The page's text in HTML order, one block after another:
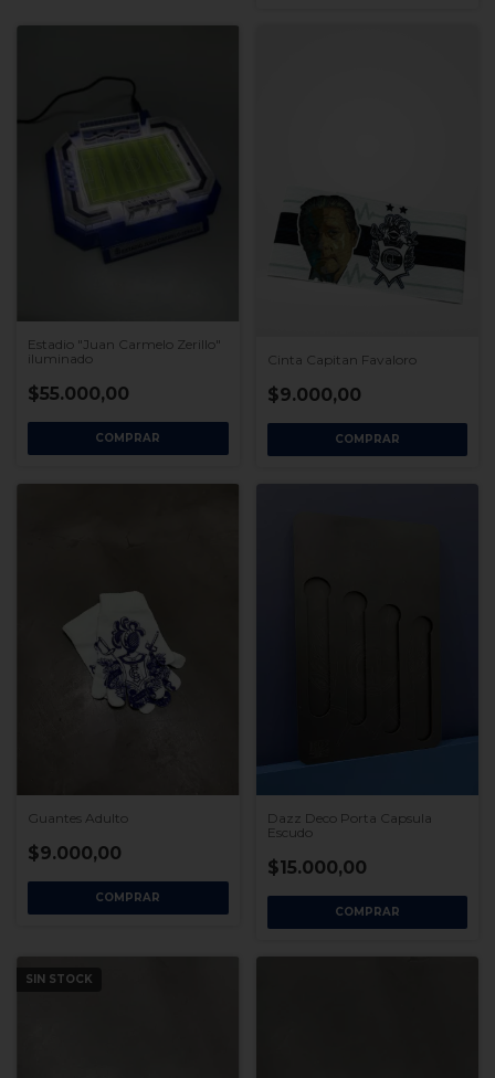
Estadio "Juan Carmelo Zerillo"
iluminado
$55.000,00
Cinta Capitan Favaloro
$9.000,00
COMPRAR
Guantes Adulto
$9.000,00
COMPRAR
Dazz Deco Porta Capsula
Escudo
$15.000,00
SIN STOCK